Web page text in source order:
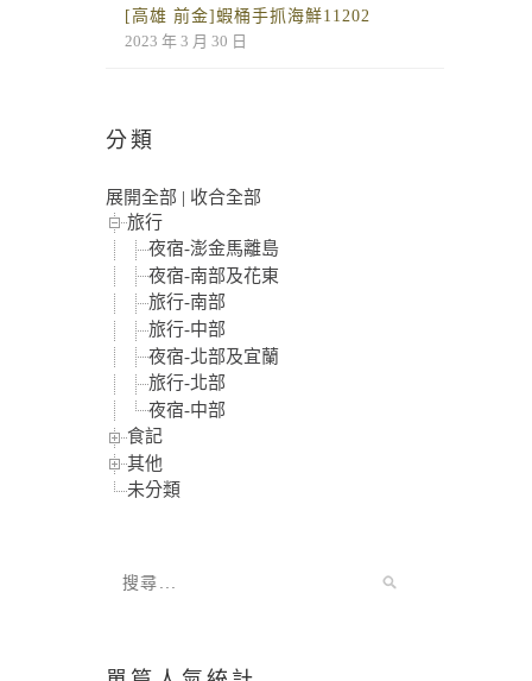
[高雄 前金]蝦桶手抓海鮮11202
2023 年 3 月 30 日
分類
展開全部 | 收合全部
旅行
夜宿-澎金馬離島
夜宿-南部及花東
旅行-南部
旅行-中部
夜宿-北部及宜蘭
旅行-北部
夜宿-中部
食記
其他
未分類